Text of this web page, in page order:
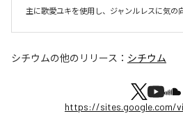
主に歌愛ユキを使用し、ジャンルレスに気の
シチウムの他のリリース： シチウム
https://sites.google.com/